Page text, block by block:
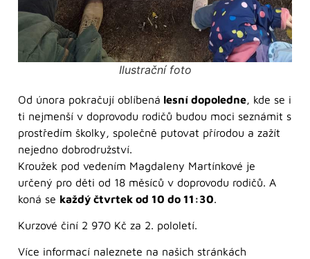
Ilustrační foto
Od února pokračují oblíbená lesní dopoledne, kde se i
ti nejmenší v doprovodu rodičů budou moci seznámit s
prostředím školky, společně putovat přírodou a zažít
nejedno dobrodružství.
Kroužek pod vedením Magdaleny Martínkové je
určený pro děti od 18 měsíců v doprovodu rodičů. A
koná se každý čtvrtek od 10 do 11:30.
Kurzové činí 2 970 Kč za 2. pololetí.
Více informací naleznete na našich stránkách